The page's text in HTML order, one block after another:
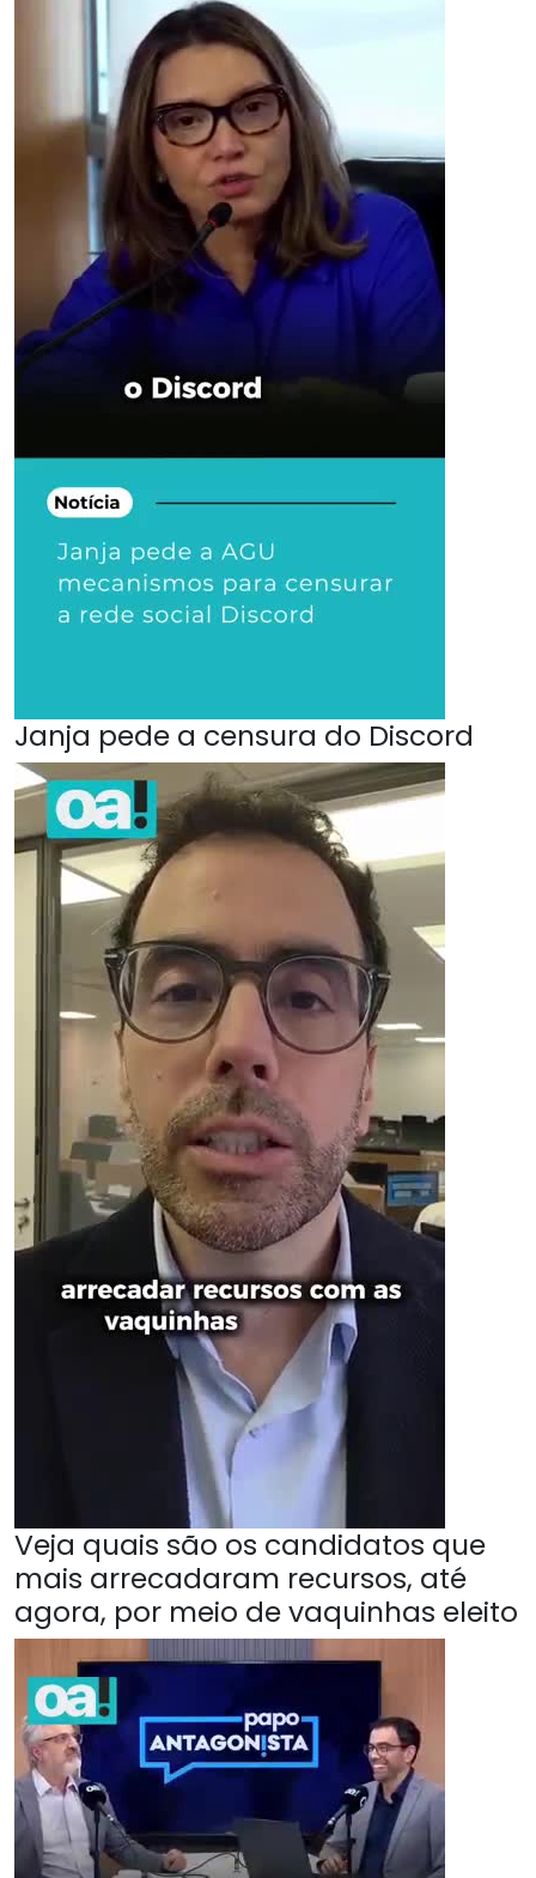
Janja pede a censura do Discord
Veja quais são os candidatos que
mais arrecadaram recursos, até
agora, por meio de vaquinhas eleito